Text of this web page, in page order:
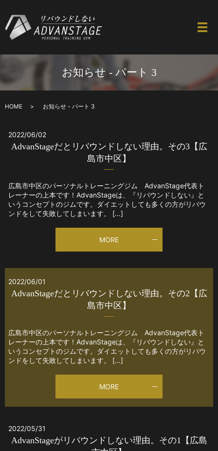
お知らせ - パート 3
HOME お知らせ - パート 3
2022/06/02
AdvanStageだとリバウンドしない理由。その3【広
島市中区】
広島市中区のパーソナルトレーニングジム AdvanStage代表ト
レーナーの上本です！AdvanStageは、『リバウンドしない』と
いうコンセプトのジムです。ダイエットしても多くの方がリバウ
ンドをして失敗してしまいます。 […]
MORE
2022/06/01
AdvanStageだとリバウンドしない理由。その2【広
島市中区】
広島市中区のパーソナルトレーニングジム AdvanStage代表ト
レーナーの上本です！AdvanStageは、『リバウンドしない』と
いうコンセプトのジムです。ダイエットしても多くの方がリバウ
ンドをして失敗してしまいます。 […]
MORE
2022/05/31
AdvanStageがリバウンドしない理由。その1【広島